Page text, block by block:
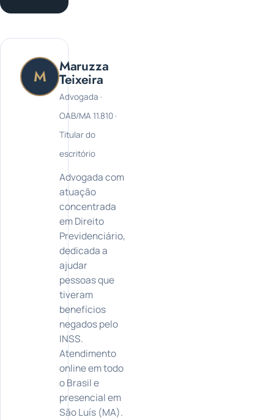
M Maruzza
Teixeira
Advogada ·
OAB/MA 11.810 ·
Titular do
escritório
Advogada com
atuação
concentrada
em Direito
Previdenciário,
dedicada a
ajudar
pessoas que
tiveram
benefícios
negados pelo
INSS.
Atendimento
online em todo
o Brasil e
presencial em
São Luís (MA).